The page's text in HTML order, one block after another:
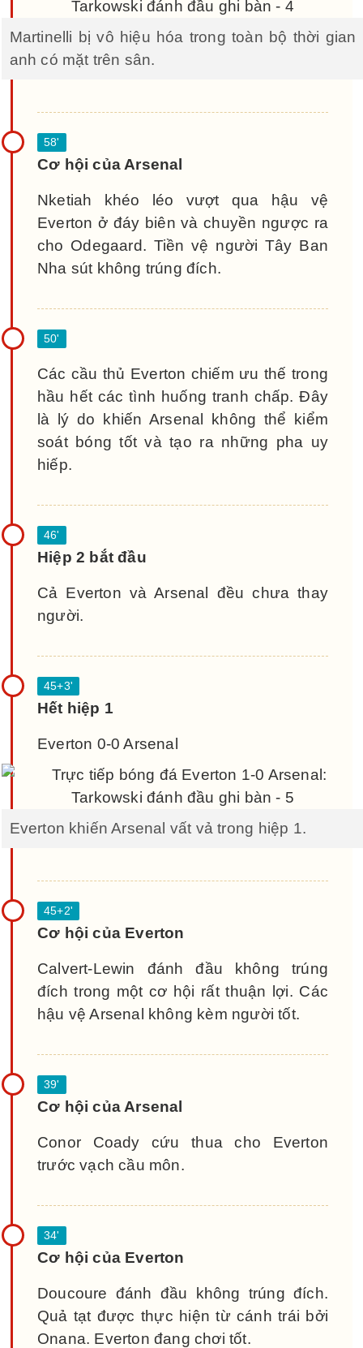
Martinelli bị vô hiệu hóa trong toàn bộ thời gian
anh có mặt trên sân.
Cơ hội của Arsenal
Nketiah khéo léo vượt qua hậu vệ
Everton ở đáy biên và chuyền ngược ra
cho Odegaard. Tiền vệ người Tây Ban
Nha sút không trúng đích.
Các cầu thủ Everton chiếm ưu thế trong
hầu hết các tình huống tranh chấp. Đây
là lý do khiến Arsenal không thể kiểm
soát bóng tốt và tạo ra những pha uy
hiếp.
Hiệp 2 bắt đầu
Cả Everton và Arsenal đều chưa thay
người.
Hết hiệp 1
Everton 0-0 Arsenal
Everton khiến Arsenal vất vả trong hiệp 1.
Cơ hội của Everton
Calvert-Lewin đánh đầu không trúng
đích trong một cơ hội rất thuận lợi. Các
hậu vệ Arsenal không kèm người tốt.
Cơ hội của Arsenal
Conor Coady cứu thua cho Everton
trước vạch cầu môn.
Cơ hội của Everton
Doucoure đánh đầu không trúng đích.
Quả tạt được thực hiện từ cánh trái bởi
Onana. Everton đang chơi tốt.